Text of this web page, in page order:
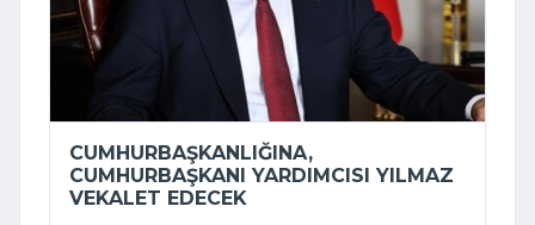
CUMHURBAŞKANLIĞINA,
CUMHURBAŞKANI YARDIMCISI YILMAZ
VEKALET EDECEK